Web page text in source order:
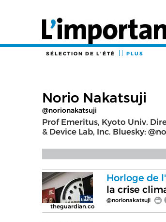
SÉLECTION DE L'ÉTÉ PLUS
Norio Nakatsuji
@norionakatsuji
Prof Emeritus, Kyoto Univ.
& Device Lab, Inc. Bluesky:
theguardian.co
Horloge de
la crise
@norionakatsuji